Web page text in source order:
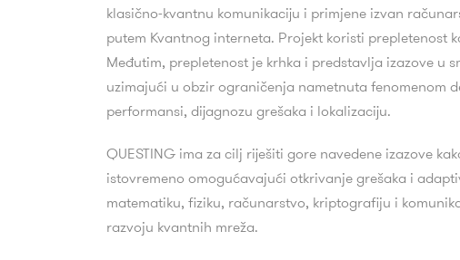
klasično-kvantnu komunikaciju i primjene izvan
putem Kvantnog interneta. Projekt koristi prepletenost
Međutim, prepletenost je krhka i predstavlja izazove u
uzimajući u obzir ograničenja nametnuta fenomenom
performansi, dijagnozu grešaka i lokalizaciju.
QUESTING ima za cilj riješiti gore navedene izazove
istovremeno omogućavajući otkrivanje grešaka i
matematiku, fiziku, računarstvo, kriptografiju i
razvoju kvantnih mreža.